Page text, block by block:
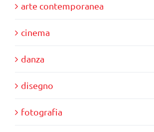
arte contemporanea
cinema
danza
disegno
fotografia